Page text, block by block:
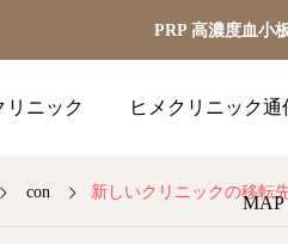
PRP 高濃度血小
リニック ヒメクリニック通
MAP
con 新しいクリニックの移転先 その周